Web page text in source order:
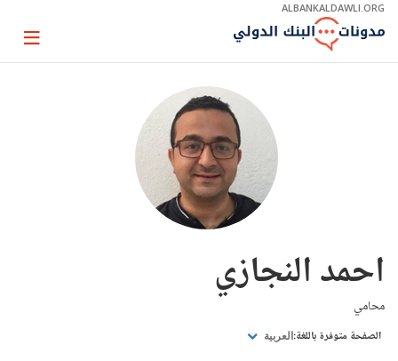
Skip
Main
ALBANKALDAWLI.ORG
Page
احمد النجازي
محامي
الصفحة متوفرة باللغة: العربية